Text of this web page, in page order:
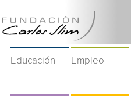
Educación Empleo